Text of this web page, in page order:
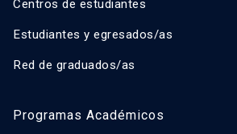
Centros de estudiantes
Estudiantes y egresados/as
Red de graduados/as
Programas Académicos